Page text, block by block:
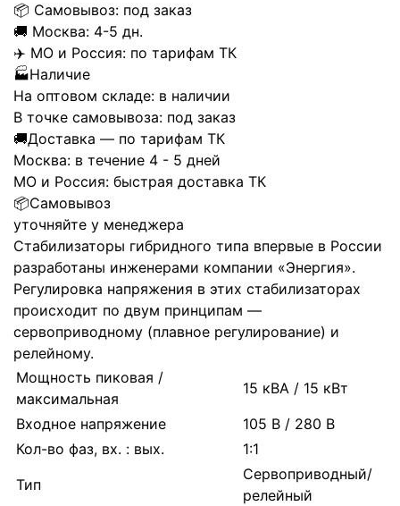
📦 Самовывоз: под заказ
🚚 Москва: 4-5 дн.
✈️ МО и Россия: по тарифам ТК
🏭Наличие
На оптовом складе: в наличии
В точке самовывоза: под заказ
🚚Доставка — по тарифам ТК
Москва: в течение 4 - 5 дней
МО и Россия: быстрая доставка ТК
📦Самовывоз
уточняйте у менеджера
Стабилизаторы гибридного типа впервые в России
разработаны инженерами компании «Энергия».
Регулировка напряжения в этих стабилизаторах
происходит по двум принципам —
сервоприводному (плавное регулирование) и
релейному.
Мощность пиковая /
максимальная
15 кВА / 15 кВт
Входное напряжение
105 В / 280 В
Кол-во фаз, вх. : вых.
1:1
Тип
Сервоприводный/
релейный